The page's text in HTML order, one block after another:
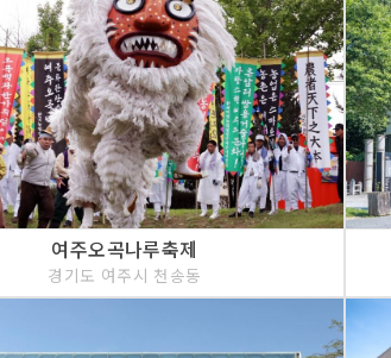
여주오곡나루축제
경기도 여주시 천송동